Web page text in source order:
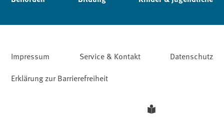
Impressum Service & Kontakt
Datenschutz
Erklärung zur Barrierefreiheit